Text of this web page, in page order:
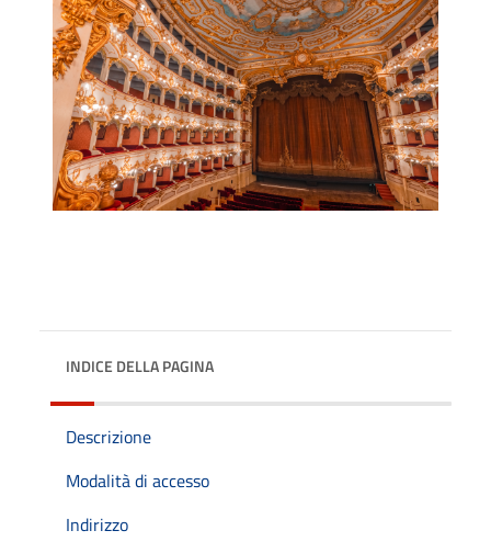
INDICE DELLA PAGINA
Descrizione
Modalità di accesso
Indirizzo